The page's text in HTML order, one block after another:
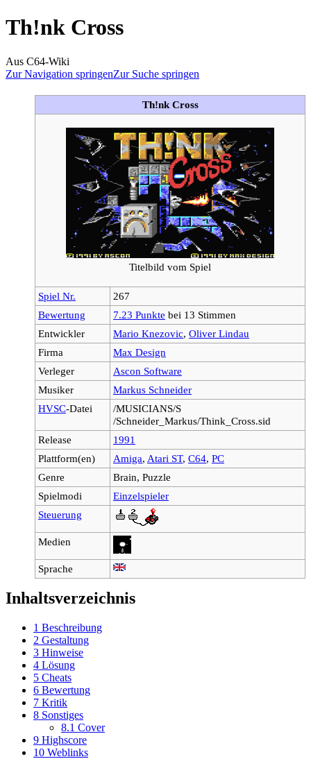
Th!nk Cross
Aus C64-Wiki
Zur Navigation springenZur Suche springen
Th!nk Cross
Titelbild vom Spiel
Spiel Nr.
267
Bewertung
7.23 Punkte bei 13 Stimmen
Entwickler
Mario Knezovic, Oliver Lindau
Firma
Max Design
Verleger
Ascon Software
Musiker
Markus Schneider
HVSC-Datei
/MUSICIANS/S
/Schneider_Markus/Think_Cross.sid
Release
1991
Plattform(en)
Amiga, Atari ST, C64, PC
Genre
Brain, Puzzle
Spielmodi
Einzelspieler
Steuerung
Medien
Sprache
Inhaltsverzeichnis
1 Beschreibung
2 Gestaltung
3 Hinweise
4 Lösung
5 Cheats
6 Bewertung
7 Kritik
8 Sonstiges
8.1 Cover
9 Highscore
10 Weblinks